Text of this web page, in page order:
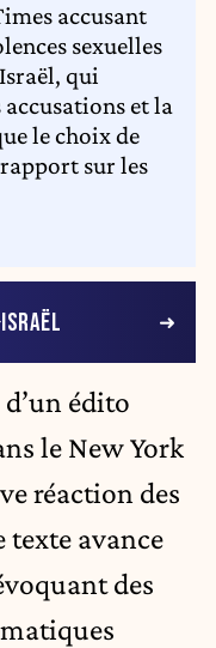
accusant
sexuelles
qui
et la
le choix de
sur les
ISRAËL
édito
le New York
réaction des
texte avance
des